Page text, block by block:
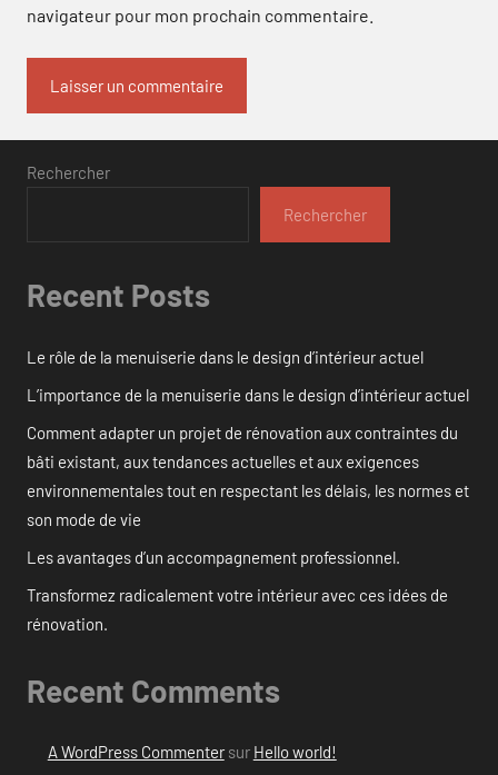
navigateur pour mon prochain commentaire.
Rechercher
Rechercher
Recent Posts
Le rôle de la menuiserie dans le design d’intérieur actuel
L’importance de la menuiserie dans le design d’intérieur actuel
Comment adapter un projet de rénovation aux contraintes du
bâti existant, aux tendances actuelles et aux exigences
environnementales tout en respectant les délais, les normes et
son mode de vie
Les avantages d’un accompagnement professionnel.
Transformez radicalement votre intérieur avec ces idées de
rénovation.
Recent Comments
A WordPress Commentersur Hello world!